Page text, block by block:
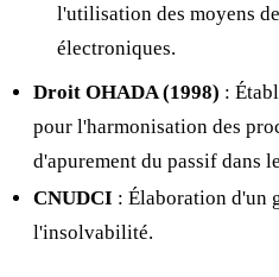
l'utilisation des moyens
électroniques.
Droit OHADA (1998) :
pour l'harmonisation des
d'apurement du passif dans
CNUDCI : Élaboration d'un
l'insolvabilité.